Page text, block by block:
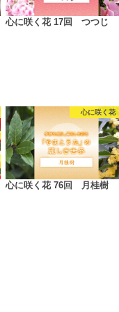
心に咲く花 17回 つつじ
心に咲く花
心に咲く花 76回 月桂樹